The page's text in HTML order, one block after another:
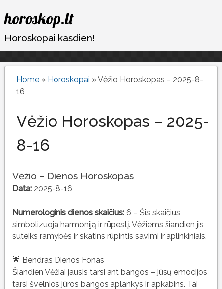
Eiti
prie
turinio
horoskop.lt
Horoskopai kasdien!
Home» Horoskopai »Vėžio Horoskopas – 2025-8-
16
Vėžio Horoskopas – 2025-
8-16
Vėžio – Dienos Horoskopas
Data:2025-8-16
Numerologinis dienos skaičius:6 – Šis skaičius
simbolizuoja harmoniją ir rūpestį. Vėžiems šiandien jis
suteiks ramybės ir skatins rūpintis savimi ir aplinkiniais.
🌟 Bendras Dienos Fonas
Šiandien Vėžiai jausis tarsi ant bangos – jūsų emocijos
tarsi švelnios jūros bangos aplankys ir apkabins. Tai